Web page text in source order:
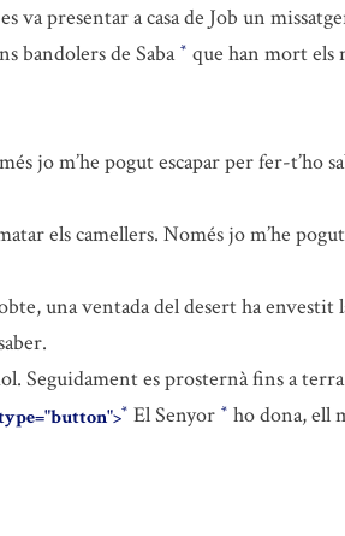
es va presentar a casa de Job un
bandolers de Saba * que han mort els
jo m’he pogut escapar per fer-t’ho
els camellers. Només jo m’he
una ventada del desert ha envestit
Seguidament es prosternà fins a terra
* El Senyor * ho dona, ell